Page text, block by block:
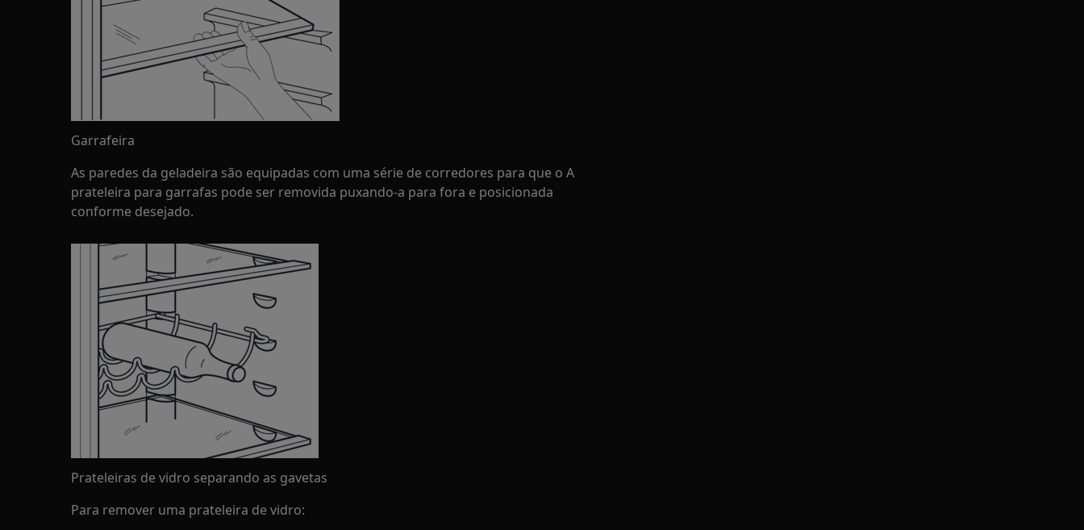
Garrafeira
As paredes da geladeira são equipadas com uma série de corredores para que o A
prateleira para garrafas pode ser removida puxando-a para fora e posicionada
conforme desejado.
Prateleiras de vidro separando as gavetas
Para remover uma prateleira de vidro: